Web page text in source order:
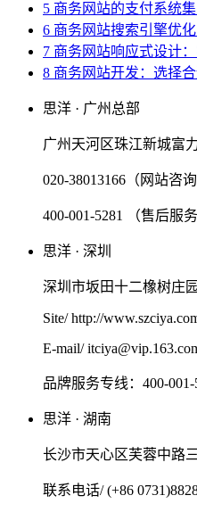
5 商务网站的支付系统
6 商务网站搜索引擎优
7 商务网站响应式设计
8 商务网站开发：选择
思洋 · 广州总部
广州天河区珠江新城富
020-38013166（网站咨询
400-001-5281 （售后服务
思洋 · 深圳
深圳市坂田十二橡树庄
Site/ http://
E-mail/
品牌服务专线：400-001-
思洋 · 湖南
长沙市天心区芙蓉中路
联系电话/ (+86